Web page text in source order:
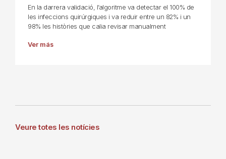
En la darrera validació, l’algoritme va detectar el 100% de
les infeccions quirúrgiques i va reduir entre un 82% i un
98% les històries que calia revisar manualment
Ver más
Veure totes les notícies